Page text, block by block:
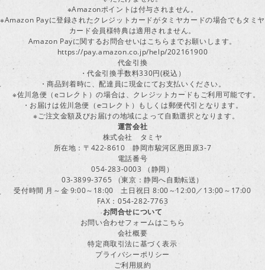
※Amazonポイントは付与されません。
※Amazon Payに登録されたクレジットカードがタミヤカードの場合でもタミヤ
カード会員様特典は適用されません。
Amazon Payに関するお問合せいはこちらまでお願いします。
https://pay.amazon.co.jp/help/202161900
代金引換
・代金引換手数料330円(税込）
・商品到着時に、配達員に現金にてお支払いください。
※佐川急便（eコレクト）の場合は、クレジットカードもご利用可能です。
・お届けは佐川急便（eコレクト）もしくは郵便代引となります。
※ご注文金額及びお届けの地域によって自動選択となります。
運営会社
株式会社 タミヤ
所在地：〒422-8610 静岡市駿河区恩田原3-7
電話番号
054-283-0003 （静岡）
03-3899-3765 （東京：静岡へ自動転送）
受付時間 月～金 9:00～18:00 土日祝日 8:00～12:00／13:00～17:00
FAX：054-282-7763
お問合せについて
お問い合わせフォームはこちら
会社概要
特定商取引法に基づく表示
プライバシーポリシー
ご利用規約